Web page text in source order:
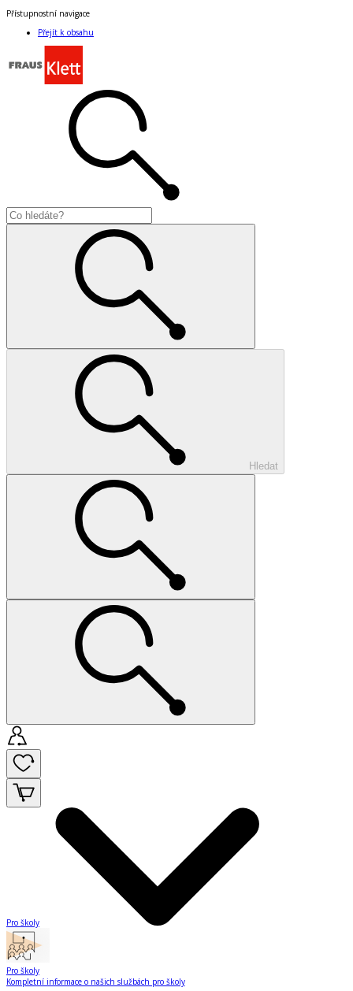
Přístupnostní navigace
Přejít k obsahu
Hledat
Pro školy
Pro školy
Kompletní informace o našich službách pro školy